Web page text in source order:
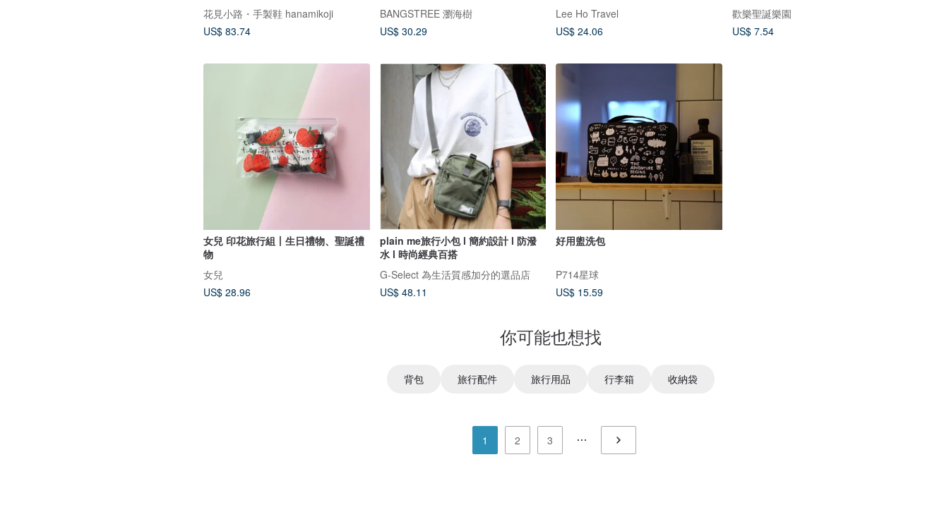
花見小路・手製鞋 hanamikoji
US$ 83.74
BANGSTREE 瀏海樹
US$ 30.29
Lee Ho Travel
US$ 24.06
歡樂聖誕樂園
US$ 7.54
女兒 印花旅行組丨生日禮物、聖誕禮
物
女兒
US$ 28.96
plain me旅行小包 l 簡約設計 l 防潑
水 l 時尚經典百搭
G-Select 為生活質感加分的選品店
US$ 48.11
好用盥洗包
P714星球
US$ 15.59
你可能也想找
背包 旅行配件 旅行用品 行李箱 收納袋
1 2 3